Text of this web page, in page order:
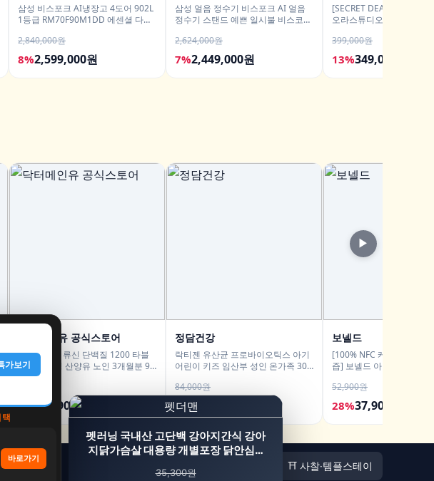
삼성 비스포크 AI냉장고 4도어 902L
1등급 RM70F90M1DD 에센셜 다크
2,840,000원
8%2,599,000원
삼성 얼음 정수기 비스포크 AI 얼음
정수기 스탠드 예쁜 일시불 비스코프
2,624,000원
7%2,449,000원
[SECRET DEAL] 삼성전자
오라스튜디오5 블루투스
399,000원
13%349,000원
닥터메인유 공식스토어
닥터메인유 류신 단백질 1200 타블
렛 분리유청 산양유 노인 3개월분 90
정, 2개
38%84,900원
정담건강
락티젠 유산균 프로바이오틱스 아기
어린이 키즈 임산부 성인 온가족 30
84,000원
30%
보넬드
[100% NFC 케일 브로콜리
즙] 보넬드 아이엠 그린 베
52,900원
28%37,900원
▶
⛩️ 사찰·템플스테이
가보기
바로가기
펫러닝 국내산 고단백 강아지간식 강아
지닭가슴살 대용량 개별포장 닭안심…
35,300원